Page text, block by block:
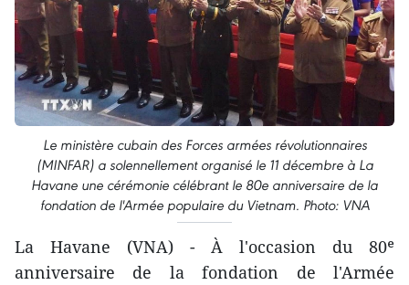
Le ministère cubain des Forces armées révolutionnaires
(MINFAR) a solennellement organisé le 11 décembre à La
Havane une cérémonie célébrant le 80e anniversaire de la
fondation de l'Armée populaire du Vietnam. Photo: VNA
La Havane (VNA) - À l'occasion du 80ᵉ
anniversaire de la fondation de l'Armée